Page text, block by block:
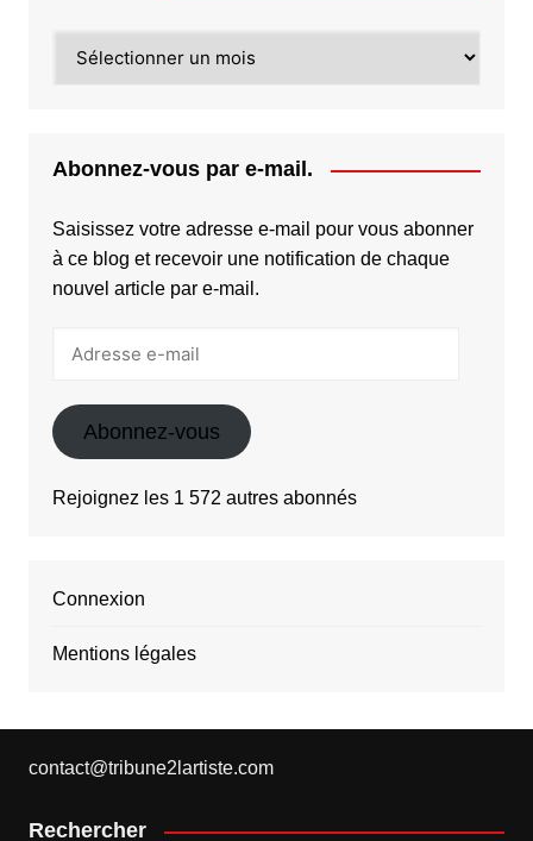
Abonnez-vous par e-mail.
Saisissez votre adresse e-mail pour vous abonner
à ce blog et recevoir une notification de chaque
nouvel article par e-mail.
Abonnez-vous
Rejoignez les 1 572 autres abonnés
Connexion
Mentions légales
contact@tribune2lartiste.com
Rechercher